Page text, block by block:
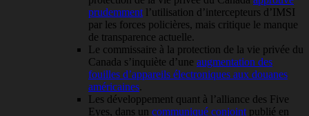
prudemment l’utilisation d’intercepteurs d’IMSI
par les forces policières, mais critique le manque
de transparence actuelle.
Le commissaire à la protection de la vie privée du
Canada s’inquiète d’une augmentation des
fouilles d’appareils électroniques aux douanes
américaines.
Les développement quant à l’alliance des Five
Eyes, dans un communiqué conjoint publié en